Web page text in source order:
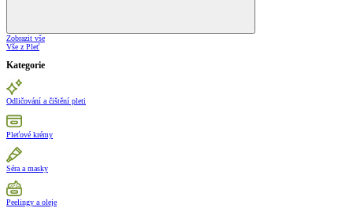
Zobrazit vše
Vše z Pleť
Kategorie
Odličování a čištění pleti
Pleťové krémy
Séra a masky
Peelingy a oleje